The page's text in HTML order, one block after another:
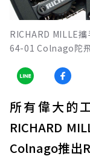
RICHARD MILLE
64-01 Colnago陀
所有偉大的
RICHARD
Colnago推出